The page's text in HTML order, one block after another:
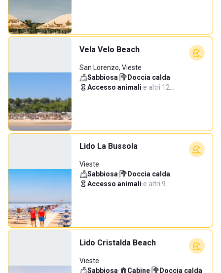
Vela Velo Beach
San Lorenzo, Vieste
Sabbiosa· Doccia calda·
Accesso animali·e altri 12…
Lido La Bussola
Vieste
Sabbiosa· Doccia calda·
Accesso animali·e altri 9…
Lido Cristalda Beach
Vieste
Sabbiosa· Cabine· Doccia calda·